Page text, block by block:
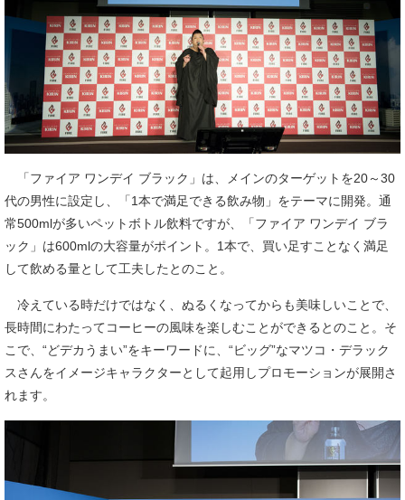
「ファイア ワンデイ ブラック」は、メインのターゲットを20～30
代の男性に設定し、「1本で満足できる飲み物」をテーマに開発。通
常500mlが多いペットボトル飲料ですが、「ファイア ワンデイ ブラ
ック」は600mlの大容量がポイント。1本で、買い足すことなく満足
して飲める量として工夫したとのこと。
冷えている時だけではなく、ぬるくなってからも美味しいことで、
長時間にわたってコーヒーの風味を楽しむことができるとのこと。そ
こで、“どデカうまい”をキーワードに、“ビッグ”なマツコ・デラック
スさんをイメージキャラクターとして起用しプロモーションが展開さ
れます。